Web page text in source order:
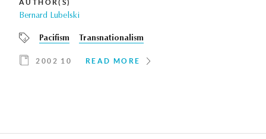
AUTHOR(S)
Bernard Lubelski
Pacifism Transnationalism
2002 10 READ MORE